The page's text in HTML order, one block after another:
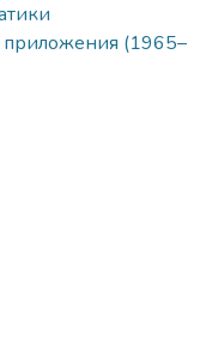
(1965–